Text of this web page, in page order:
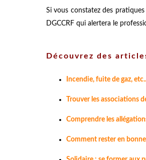
Si vous constatez des
DGCCRF qui alertera le
Découvrez des
Incendie, fuite de gaz,
Trouver les associations
Comprendre les
Comment rester en